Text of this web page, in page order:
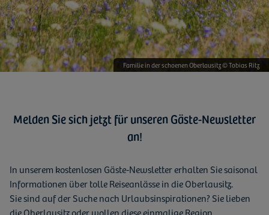
Familie in der schoenen Oberlausitz © Tobias Ritz
Melden Sie sich jetzt für unseren Gäste-Newsletter
an!
In unserem kostenlosen Gäste-Newsletter erhalten Sie saisonal
Informationen über tolle Reiseanlässe in die Oberlausitz.
Sie sind auf der Suche nach Urlaubsinspirationen? Sie lieben
die Oberlausitz oder wollen diese einmalige Region